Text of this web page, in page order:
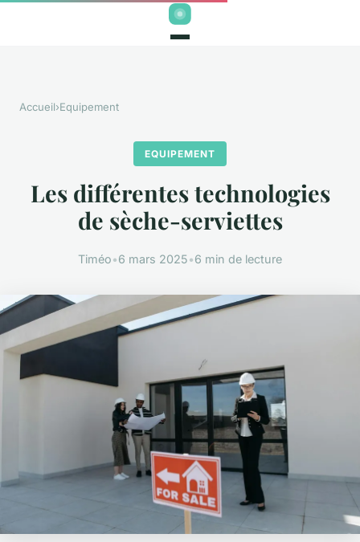
Accueil›Equipement
EQUIPEMENT
Les différentes technologies
de sèche-serviettes
Timéo•6 mars 2025•6 min de lecture